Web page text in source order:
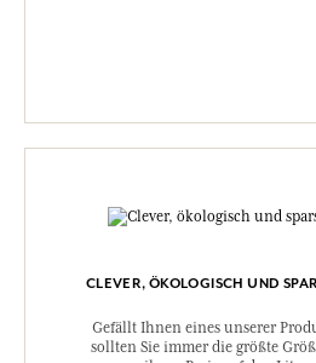
CLEVER, ÖKOLOGISCH UND
Gefällt Ihnen eines unserer
sollten Sie immer die größte